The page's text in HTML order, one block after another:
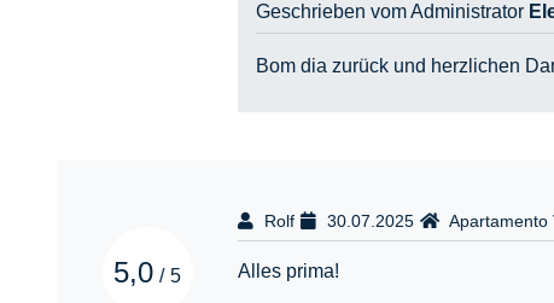
Geschrieben vom Administrator
Bom dia zurück und herzlichen
5,0 / 5
Rolf 30.07.2025 Apartamento
Alles prima!